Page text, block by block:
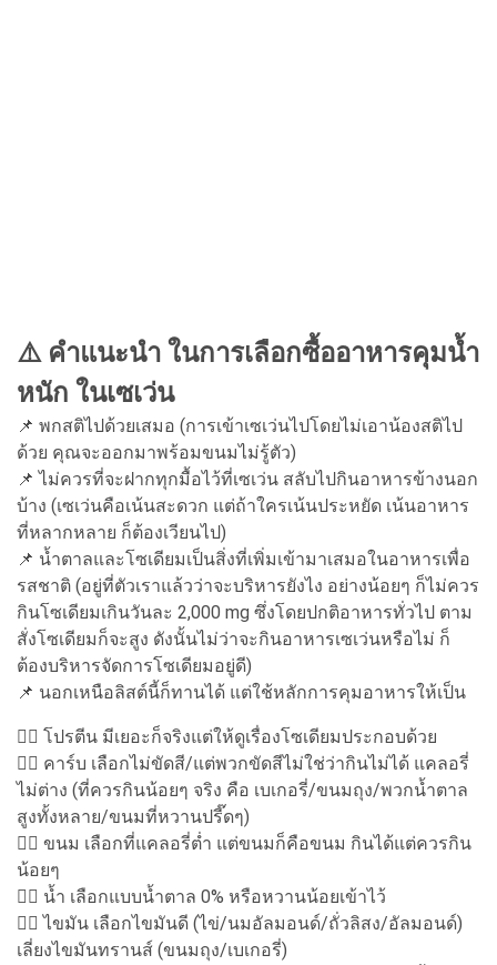
⚠️ คำแนะนำ ในการเลือกซื้ออาหารคุมน้ำ
หนัก ในเซเว่น
📌 พกสติไปด้วยเสมอ (การเข้าเซเว่นไปโดยไม่เอาน้องสติไป
ด้วย คุณจะออกมาพร้อมขนมไม่รู้ตัว)
📌 ไม่ควรที่จะฝากทุกมื้อไว้ที่เซเว่น สลับไปกินอาหารข้างนอก
บ้าง (เซเว่นคือเน้นสะดวก แต่ถ้าใครเน้นประหยัด เน้นอาหาร
ที่หลากหลาย ก็ต้องเวียนไป)
📌 น้ำตาลและโซเดียมเป็นสิ่งที่เพิ่มเข้ามาเสมอในอาหารเพื่อ
รสชาติ (อยู่ที่ตัวเราแล้วว่าจะบริหารยังไง อย่างน้อยๆ ก็ไม่ควร
กินโซเดียมเกินวันละ 2,000 mg ซึ่งโดยปกติอาหารทั่วไป ตาม
สั่งโซเดียมก็จะสูง ดังนั้นไม่ว่าจะกินอาหารเซเว่นหรือไม่ ก็
ต้องบริหารจัดการโซเดียมอยู่ดี)
📌 นอกเหนือลิสต์นี้ก็ทานได้ แต่ใช้หลักการคุมอาหารให้เป็น
👉🏻 โปรตีน มีเยอะก็จริงแต่ให้ดูเรื่องโซเดียมประกอบด้วย
👉🏻 คาร์บ เลือกไม่ขัดสี/แต่พวกขัดสีไม่ใช่ว่ากินไม่ได้ แคลอรี่
ไม่ต่าง (ที่ควรกินน้อยๆ จริง คือ เบเกอรี่/ขนมถุง/พวกน้ำตาล
สูงทั้งหลาย/ขนมที่หวานปรี๊ดๆ)
👉🏻 ขนม เลือกที่แคลอรี่ต่ำ แต่ขนมก็คือขนม กินได้แต่ควรกิน
น้อยๆ
👉🏻 น้ำ เลือกแบบน้ำตาล 0% หรือหวานน้อยเข้าไว้
👉🏻 ไขมัน เลือกไขมันดี (ไข่/นมอัลมอนด์/ถั่วลิสง/อัลมอนด์)
เลี่ยงไขมันทรานส์ (ขนมถุง/เบเกอรี่)